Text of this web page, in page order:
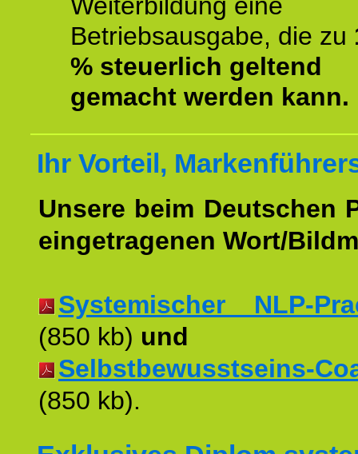
Betriebsausgabe, die zu
% steuerlich geltend
gemacht werden kann.
Ihr Vorteil,
Unsere beim Deutschen
eingetragenen Wort/
Systemischer NLP-
(850 kb) und
Selbstbewusstseins-
(850 kb).